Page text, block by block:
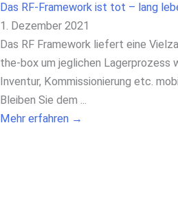
Das RF-Framework ist tot – lang
1. Dezember 2021
Das RF Framework liefert eine
the-box um jeglichen Lagerprozess
Inventur, Kommissionierung etc.
Bleiben Sie dem ...
Mehr erfahren →